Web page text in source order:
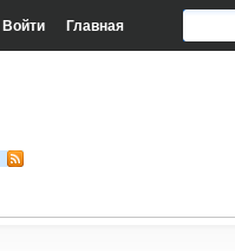
Войти Главная